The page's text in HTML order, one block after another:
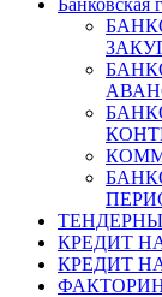
Банковская
КРЕДИТ
КРЕДИТ